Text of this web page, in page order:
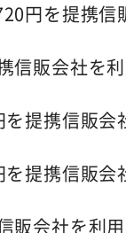
円を提携
信販会社を
提携信販会
提携信販会
販会社を利